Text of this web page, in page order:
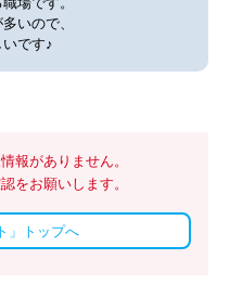
いので、
です♪
報がありません。
をお願いします。
」トップへ